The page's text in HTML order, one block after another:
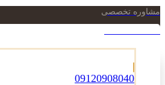
مشاوره تخصصی
09120908040